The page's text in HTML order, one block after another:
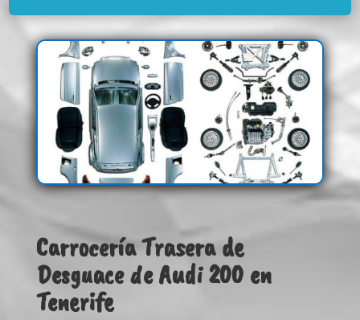
Carrocería Trasera de
Desguace de Audi 200 en
Tenerife